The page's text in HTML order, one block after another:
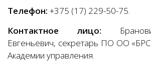
Телефон: +375 (17) 229-50-75.
Контактное лицо:
Евгеньевич, секретарь ПО ОО
Академии управления.